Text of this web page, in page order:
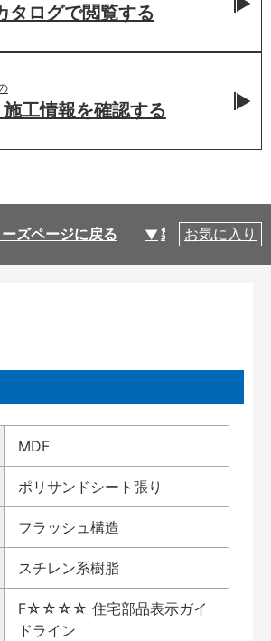
タログで閲覧する
工情報を確認する
ズページに戻る 製品仕様
お気に入り
MDF
ポリサンドシート張り
フラッシュ構造
スチレン系樹脂
F☆☆☆☆ 住宅部品表示ガイ
ドライン